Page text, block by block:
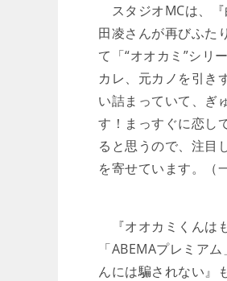
スタジオMCは、『
田凌さんが再びふた
て「“オオカミ”シリ
カレ、元カノを引き
い詰まっていて、ぎ
す！まっすぐに恋し
ると思うので、注目
を寄せています。（
『オオカミくんは
「ABEMAプレミア
んには騙されない』